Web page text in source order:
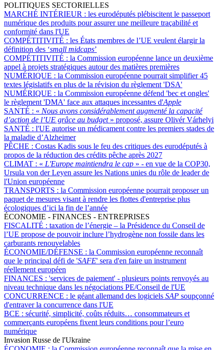
POLITIQUES SECTORIELLES
MARCHÉ INTÉRIEUR : les eurodéputés plébiscitent le passeport
numérique des produits pour assurer une meilleure traçabilité et
conformité dans l'UE
COMPÉTITIVITÉ : les États membres de l’UE veulent élargir la
définition des ‘small midcaps’
COMPÉTITIVITÉ : la Commission européenne lance un deuxième
appel à projets stratégiques autour des matières premières
NUMÉRIQUE : la Commission européenne pourrait simplifier 45
textes législatifs en plus de la révision du règlement 'DSA'
NUMÉRIQUE : la Commission européenne défend 'bec et ongles'
le règlement 'DMA' face aux attaques incessantes d'Apple
SANTÉ : « Nous avons considérablement augmenté la capacité
d’action de l’UE grâce au budget » proposé, assure Olivér Várhelyi
SANTÉ : l'UE autorise un médicament contre les premiers stades de
la maladie d’Alzheimer
PÊCHE : Costas Kadis sous le feu des critiques des eurodéputés à
propos de la réduction des crédits pêche après 2027
CLIMAT : « L'Europe maintiendra le cap » - en vue de la COP30,
Ursula von der Leyen assure les Nations unies du rôle de leader de
l'Union européenne
TRANSPORTS : la Commission européenne pourrait proposer un
paquet de mesures visant à rendre les flottes d'entreprise plus
écologiques d’ici la fin de l’année
ÉCONOMIE - FINANCES - ENTREPRISES
FISCALITÉ : taxation de l’énergie – la Présidence du Conseil de
l’UE propose de pouvoir inclure l’hydrogène non fossile dans les
carburants renouvelables
ÉCONOMIE/DÉFENSE : la Commission européenne reconnaît
que le principal défi de 'SAFE' sera d'en faire un instrument
réellement européen
FINANCES : 'services de paiement' - plusieurs points renvoyés au
niveau technique dans les négociations PE/Conseil de l'UE
CONCURRENCE : le géant allemand des logiciels SAP soupçonné
d'entraver la concurrence dans l'UE
BCE : sécurité, simplicité, coûts réduits… consommateurs et
commerçants européens fixent leurs conditions pour l’euro
numérique
Invasion Russe de l'Ukraine